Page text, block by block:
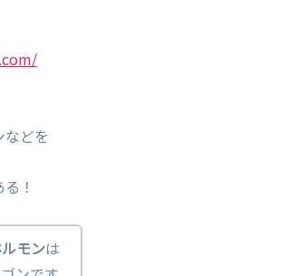
などを
！
モンは